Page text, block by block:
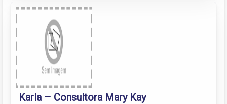
Karla – Consultora Mary Kay